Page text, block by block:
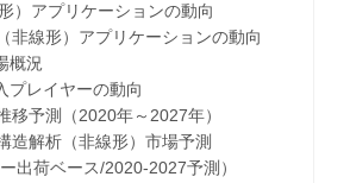
）アプリケーションの動向
線形）アプリケーションの動向
況
イヤーの動向
予測（2020年～2027年）
析（非線形）市場予測
ベース/2020-2027予測）